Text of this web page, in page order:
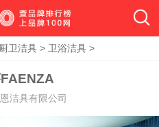
厨卫洁具 > 卫浴洁具 >
洁具有限公司